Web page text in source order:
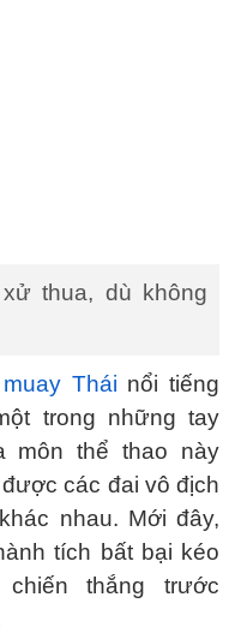
thua, dù không
muay Thái nổi tiếng
trong những tay
môn thể thao này
các đai vô địch
nhau. Mới đây,
tích bất bại kéo
thắng trước